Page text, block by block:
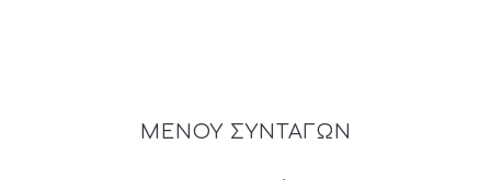
ΜΕΝΟΥ ΣΥΝΤΑΓΩΝ